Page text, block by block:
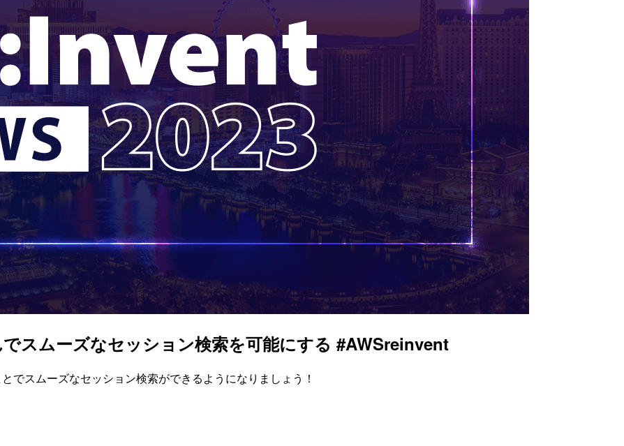
スムーズなセッション検索を可能にする #AWSreinvent
でスムーズなセッション検索ができるようになりましょう！